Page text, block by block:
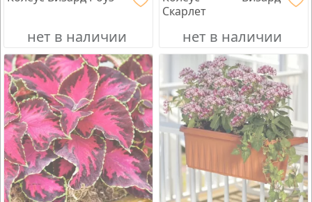
нет в наличии
Скарлет
нет в наличии